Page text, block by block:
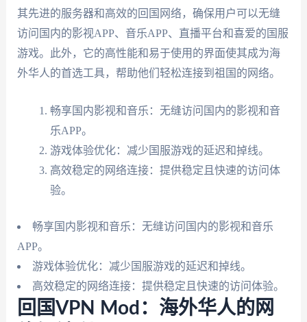
其先进的服务器和高效的回国网络，确保用户可以无缝
访问国内的影视APP、音乐APP、直播平台和喜爱的国服
游戏。此外，它的高性能和易于使用的界面使其成为海
外华人的首选工具，帮助他们轻松连接到祖国的网络。
畅享国内影视和音乐：无缝访问国内的影视和音
乐APP。
游戏体验优化：减少国服游戏的延迟和掉线。
高效稳定的网络连接：提供稳定且快速的访问体
验。
畅享国内影视和音乐：无缝访问国内的影视和音乐
APP。
游戏体验优化：减少国服游戏的延迟和掉线。
高效稳定的网络连接：提供稳定且快速的访问体验。
回国VPN Mod：海外华人的网